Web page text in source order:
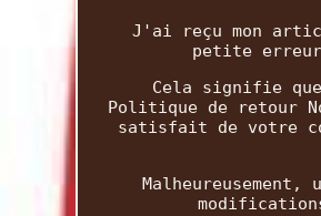
J'ai reçu mon
petite
Cela signifie
Politique de retour
satisfait de votre